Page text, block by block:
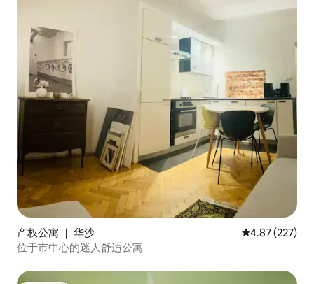
产权公寓 ｜ 华沙 平均评分 4.87
4.87 (227)
位于市中心的迷人舒适公寓